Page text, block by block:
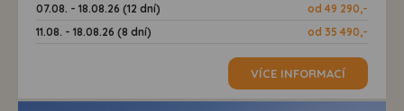
07.08. - 18.08.26 (12 dní)
od 49 290,-
11.08. - 18.08.26 (8 dní)
od 35 490,-
VÍCE INFORMACÍ